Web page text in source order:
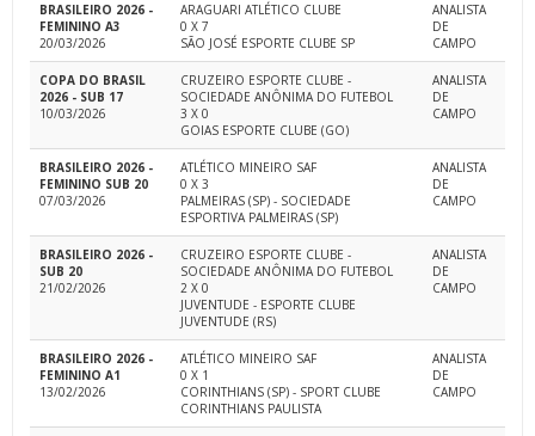
BRASILEIRO 2026 -
FEMININO A3
20/03/2026
ARAGUARI ATLÉTICO CLUBE
0 X 7
SÃO JOSÉ ESPORTE CLUBE SP
ANALISTA
DE
CAMPO
COPA DO BRASIL
2026 - SUB 17
10/03/2026
CRUZEIRO ESPORTE CLUBE -
SOCIEDADE ANÔNIMA DO FUTEBOL
3 X 0
GOIAS ESPORTE CLUBE (GO)
ANALISTA
DE
CAMPO
BRASILEIRO 2026 -
FEMININO SUB 20
07/03/2026
ATLÉTICO MINEIRO SAF
0 X 3
PALMEIRAS (SP) - SOCIEDADE
ESPORTIVA PALMEIRAS (SP)
ANALISTA
DE
CAMPO
BRASILEIRO 2026 -
SUB 20
21/02/2026
CRUZEIRO ESPORTE CLUBE -
SOCIEDADE ANÔNIMA DO FUTEBOL
2 X 0
JUVENTUDE - ESPORTE CLUBE
JUVENTUDE (RS)
ANALISTA
DE
CAMPO
BRASILEIRO 2026 -
FEMININO A1
13/02/2026
ATLÉTICO MINEIRO SAF
0 X 1
CORINTHIANS (SP) - SPORT CLUBE
CORINTHIANS PAULISTA
ANALISTA
DE
CAMPO